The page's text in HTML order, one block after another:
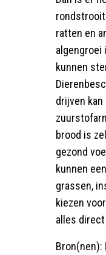
rondstrooit
ratten en
algengroei
kunnen
drijven
brood is
gezond
kunnen
grassen,
kiezen
alles
Bron(nen):